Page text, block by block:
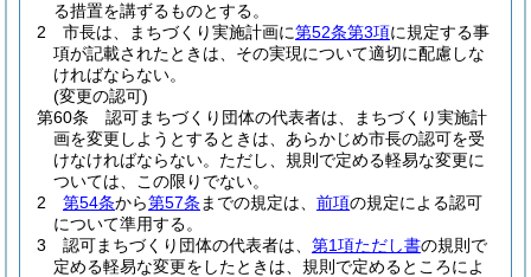
る措置を講ずるものとする。
2
市長は、まちづくり実施計画に第52条第3項に規定する事
項が記載されたときは、その実現について適切に配慮しな
ければならない。
(変更の認可)
第60条
認可まちづくり団体の代表者は、まちづくり実施計
画を変更しようとするときは、あらかじめ市長の認可を受
けなければならない。 ただし、規則で定める軽易な変更に
ついては、この限りでない。
2
第54条から第57条 までの規定は、 前項の規定による認可
について準用する。
3
認可まちづくり団体の代表者は、 第1項ただし書の規則で
定める軽易な変更をしたときは、規則で定めるところによ